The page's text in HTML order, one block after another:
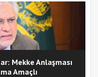
Mekke Anlaşması
Amaçlı